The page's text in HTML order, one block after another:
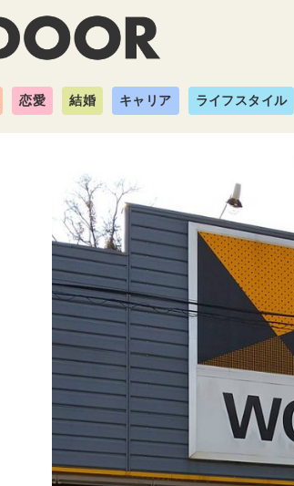
恋愛 結婚 キャリア ライフスタイル